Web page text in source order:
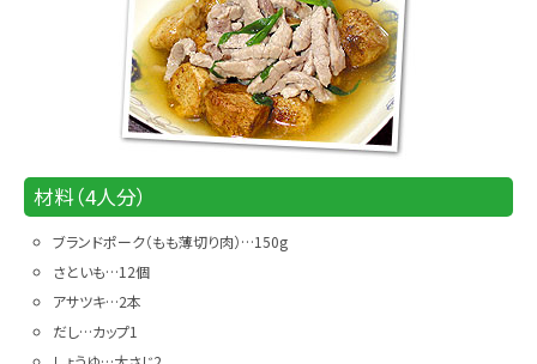
材料（4人分）
ブランドポーク（もも薄切り肉）…150g
さといも…12個
アサツキ…2本
だし…カップ1